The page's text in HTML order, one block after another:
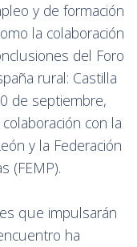
y de formación
la colaboración
del Foro
rural: Castilla
de septiembre,
con la
y la Federación
(FEMP).
que impulsarán
ha